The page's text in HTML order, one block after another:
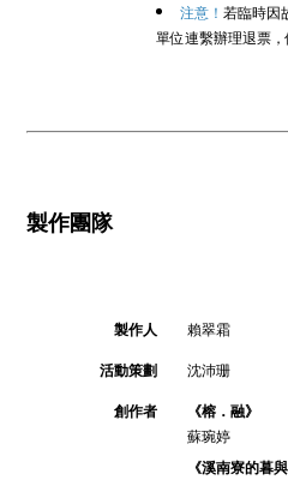
注意！若臨時因
單位連繫辦理退票，
製作團隊
製作人
賴翠霜
活動策劃
沈沛珊
創作者
《榕．融》
蘇琬婷
《溪南寮的暮與